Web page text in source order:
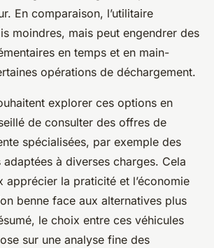
En comparaison, l’utilitaire
moindres, mais peut engendrer des
en temps et en main-
opérations de déchargement.
explorer ces options en
de consulter des offres de
spécialisées, par exemple des
à diverses charges. Cela
apprécier la praticité et l’économie
benne face aux alternatives plus
le choix entre ces véhicules
sur une analyse fine des